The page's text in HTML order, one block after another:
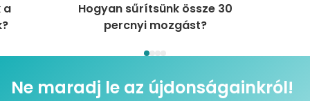
a
Hogyan sűrítsünk össze 30
percnyi mozgást?
Ne maradj le az újdonságainkról!